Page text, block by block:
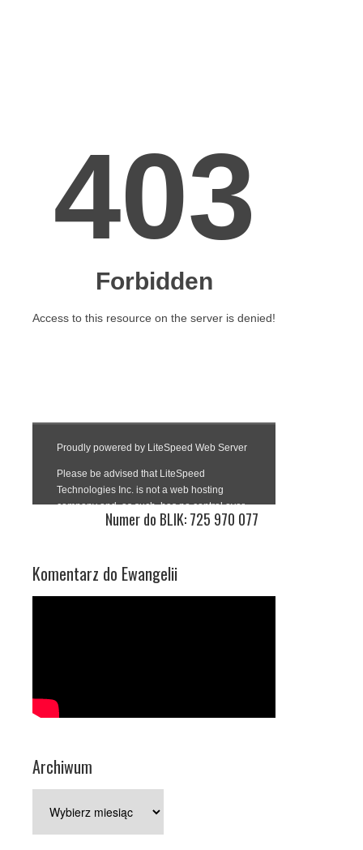
Numer do BLIK: 725 970 077
Komentarz do Ewangelii
Archiwum